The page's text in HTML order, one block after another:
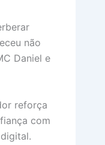
não
Daniel e
reforça
com